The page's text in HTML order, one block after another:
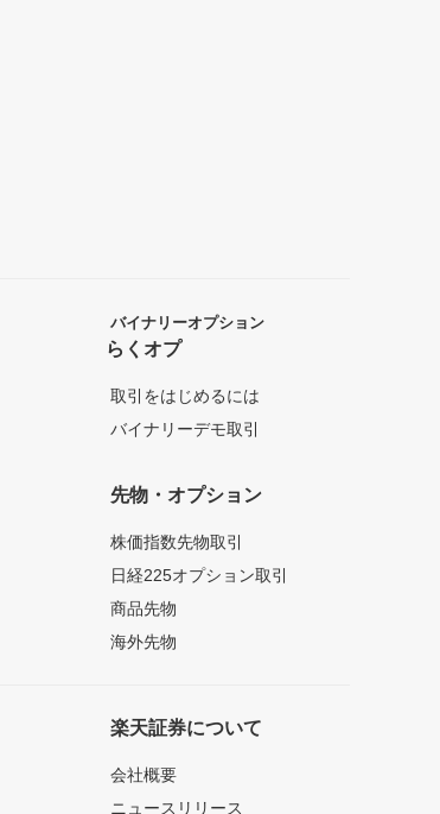
バイナリーオプション
らくオプ
取引をはじめるには
バイナリーデモ取引
先物・オプション
株価指数先物取引
日経225オプション取引
商品先物
海外先物
楽天証券について
会社概要
ニュースリリース